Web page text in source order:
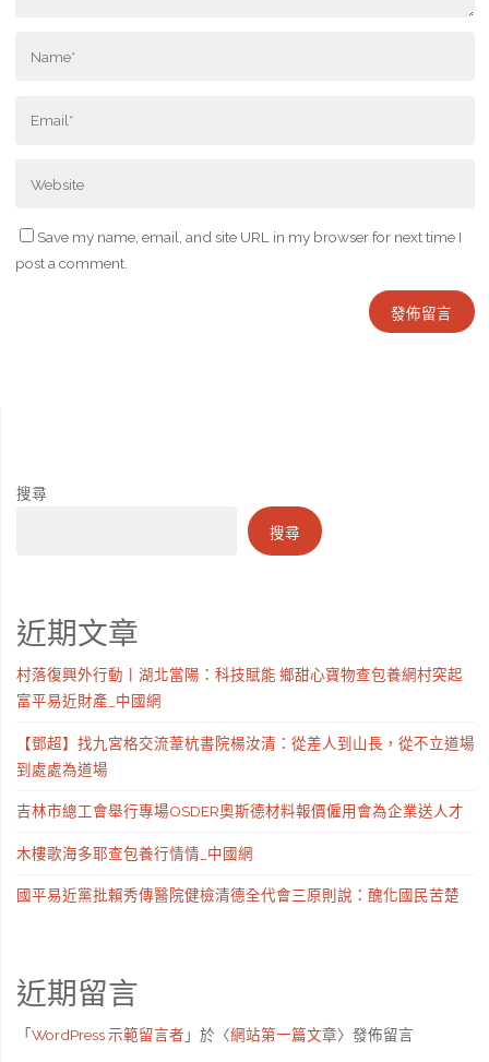
Save my name, email, and site URL in my browser for next time I
post a comment.
搜尋
搜尋
近期文章
村落復興外行動丨湖北當陽：科技賦能 鄉甜心寶物查包養網村突起
富平易近財產_中國網
【鄧超】找九宮格交流葦杭書院楊汝清：從差人到山長，從不立道場
到處處為道場
吉林市總工會舉行專場OSDER奧斯德材料報價僱用會為企業送人才
木樓歌海多耶查包養行情情_中國網
國平易近黨批賴秀傳醫院健檢清德全代會三原則說：醜化國民苦楚
近期留言
「 WordPress 示範留言者 」於〈網站第一篇文章〉發佈留言